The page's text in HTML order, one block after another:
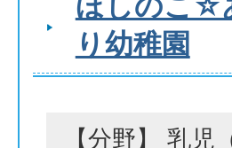
り幼稚園
【分野】 乳